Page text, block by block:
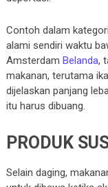
Contoh dalam
alami sendiri waktu
Amsterdam Belanda,
makanan, terutama
dijelaskan panjang
itu harus dibuang.
PRODUK
Selain daging,